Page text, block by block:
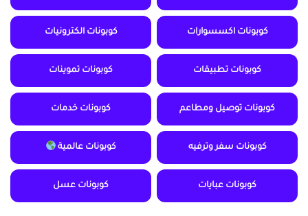
كوبونات اكسسوارات كوبونات الكترونيات
كوبونات تطبيقات كوبونات تموينات
كوبونات توصيل ومطاعم كوبونات خدمات
كوبونات سفر وترفيه كوبونات عالمية
كوبونات عبايات كوبونات عسل